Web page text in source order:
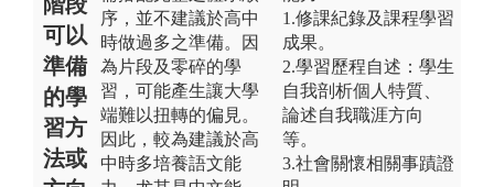
可以
準備
的學
習方
法或
序，並不建議於高中
時做過多之準備。因
為片段及零碎的學
習，可能產生讓大學
端難以扭轉的偏見。
因此，較為建議於高
中時多培養語文能
1.修課紀錄及課程學習
成果。
2.學習歷程自述：學生
自我剖析個人特質、
論述自我職涯方向
等。
3.社會關懷相關事蹟證